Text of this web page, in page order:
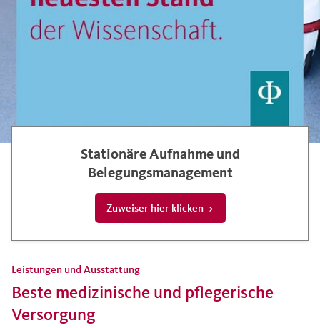
Stationäre Aufnahme und
Belegungsmanagement
Zuweiser hier klicken
Beste medizinische und pflegerische
Versorgung
Leistungen und Ausstattung